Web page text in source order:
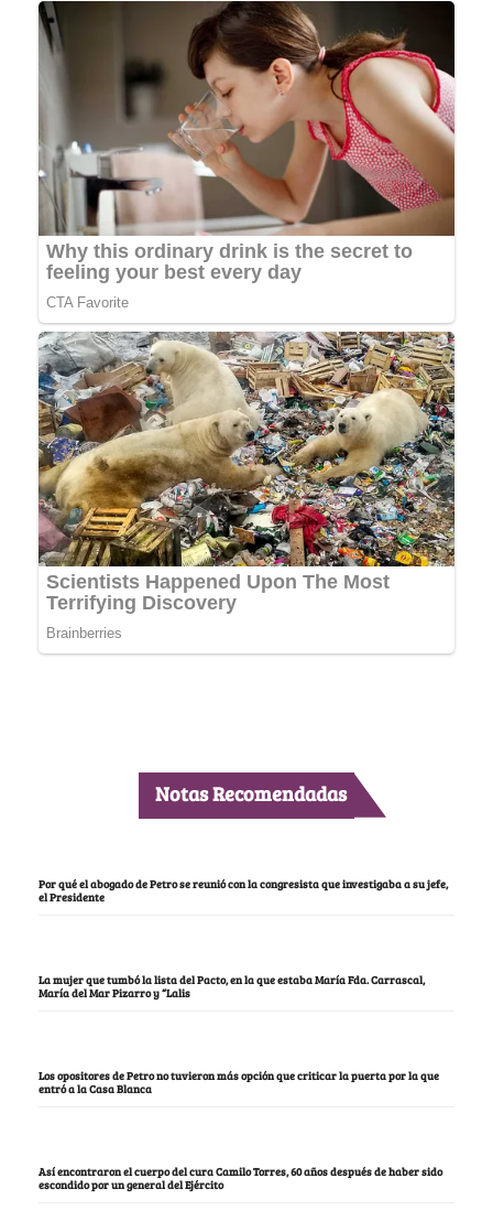
Notas Recomendadas
Por qué el abogado de Petro se reunió con la congresista que investigaba a su jefe,
el Presidente
La mujer que tumbó la lista del Pacto, en la que estaba María Fda. Carrascal,
María del Mar Pizarro y “Lalis
Los opositores de Petro no tuvieron más opción que criticar la puerta por la que
entró a la Casa Blanca
Así encontraron el cuerpo del cura Camilo Torres, 60 años después de haber sido
escondido por un general del Ejército